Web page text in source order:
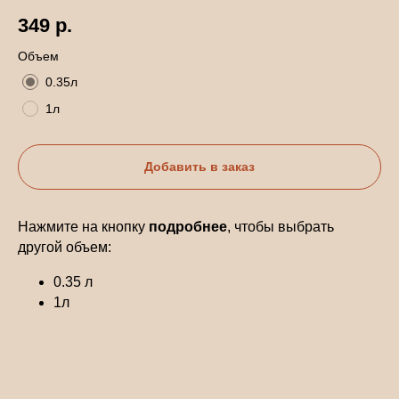
349 р.
Объем
0.35л
1л
Добавить в заказ
Нажмите на кнопку подробнее, чтобы выбрать
другой объем:
0.35 л
1л